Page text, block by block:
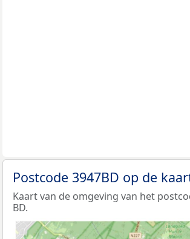
Postcode 3947BD op de
Kaart van de omgeving van het
BD.